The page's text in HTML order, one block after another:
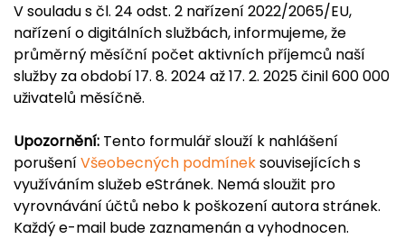
V souladu s čl. 24 odst. 2 nařízení 2022/2065/EU,
nařízení o digitálních službách, informujeme, že
průměrný měsíční počet aktivních příjemců naší
služby za období 17. 8. 2024 až 17. 2. 2025 činil 600 000
uživatelů měsíčně.
Upozornění: Tento formulář slouží k nahlášení
porušeníVšeobecných podmíneksouvisejících s
využíváním služeb eStránek. Nemá sloužit pro
vyrovnávání účtů nebo k poškození autora stránek.
Každý e-mail bude zaznamenán a vyhodnocen.